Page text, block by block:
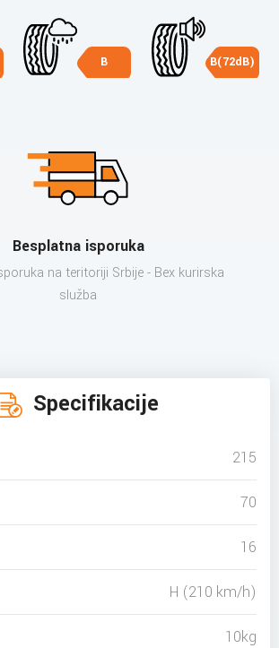
B B(72dB)
Besplatna isporuka
na teritoriji Srbije - Bex kurirska
služba
Specifikacije
215
70
16
H (210 km/h)
10kg